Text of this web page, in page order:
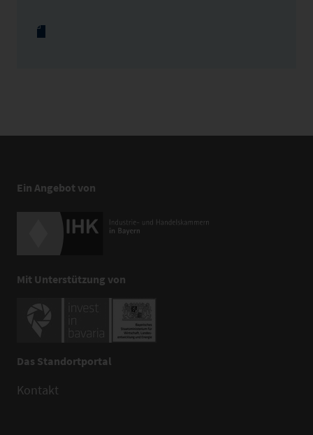
Ein Angebot von
Mit Unterstützung von
Das Standortportal
Kontakt